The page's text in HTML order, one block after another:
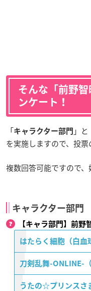
そんな「前野
ンケート！
「キャラクター部門 」
を実施しますので、投
複数回答可能ですので、
キャラクター部門
【キャラ部門】前野
はたらく細胞（白血
刀剣乱舞-ONLINE-
うたの☆プリンスさ